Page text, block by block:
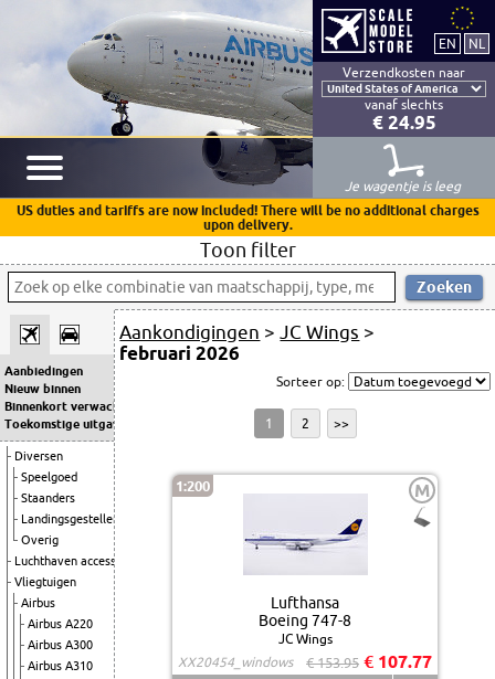
Verzendkosten naar
vanaf slechts
€ 24.95
Je wagentje is leeg
US duties and tariffs are now included! There will be no additional charges
upon delivery.
Toon filter
Aanbiedingen
Nieuw binnen
Binnenkort verwacht
Toekomstige uitgaven
Diversen
Speelgoed
Staanders
Landingsgestellen
Overig
Luchthaven accessoires
Vliegtuigen
Airbus
Airbus A220
Airbus A300
Airbus A310
Aankondigingen >JC Wings >
februari 2026
Sorteer op:
1 2 >>
1:200 M
Lufthansa
Boeing 747-8
JC Wings
XX20454_windows
€ 153.95 € 107.77